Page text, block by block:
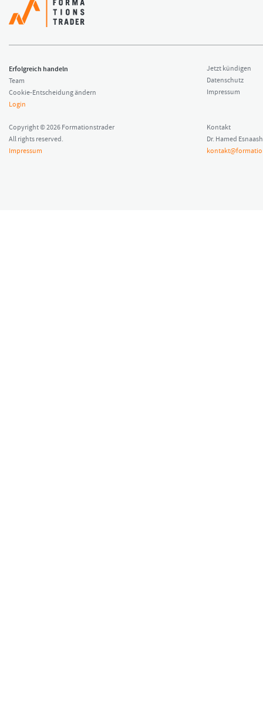
Erfolgreich handeln
Team
Cookie-Entscheidung ändern
Login
Jetzt kündigen
Datenschutz
Impressum
Copyright © 2026 Formationstrader
All rights reserved.
Impressum
Kontakt
Dr. Hamed